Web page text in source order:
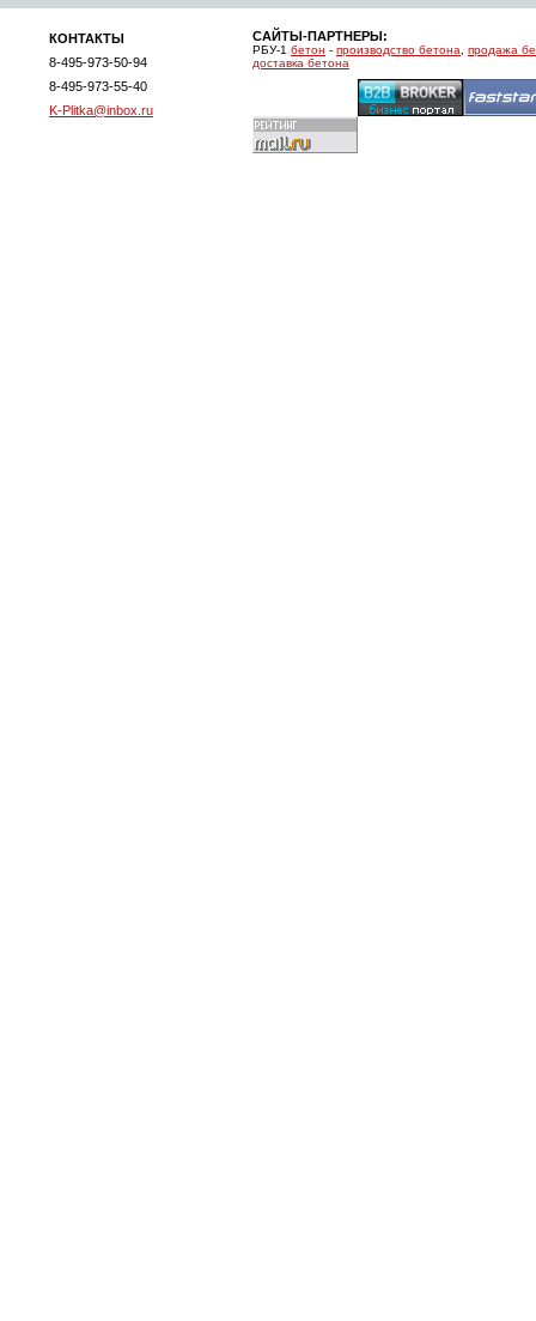
КОНТАКТЫ
8-495-973-50-94
8-495-973-55-40
K-Plitka@inbox.ru
САЙТЫ-ПАРТНЕРЫ:
РБУ-1 бетон - производство бетона
продажа
доставка бетона